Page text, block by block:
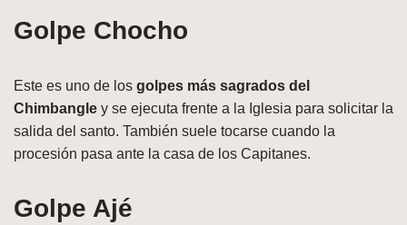
Golpe Chocho
Este es uno de los golpes más sagrados del
Chimbangle y se ejecuta frente a la Iglesia para solicitar la
salida del santo. También suele tocarse cuando la
procesión pasa ante la casa de los Capitanes.
Golpe Ajé